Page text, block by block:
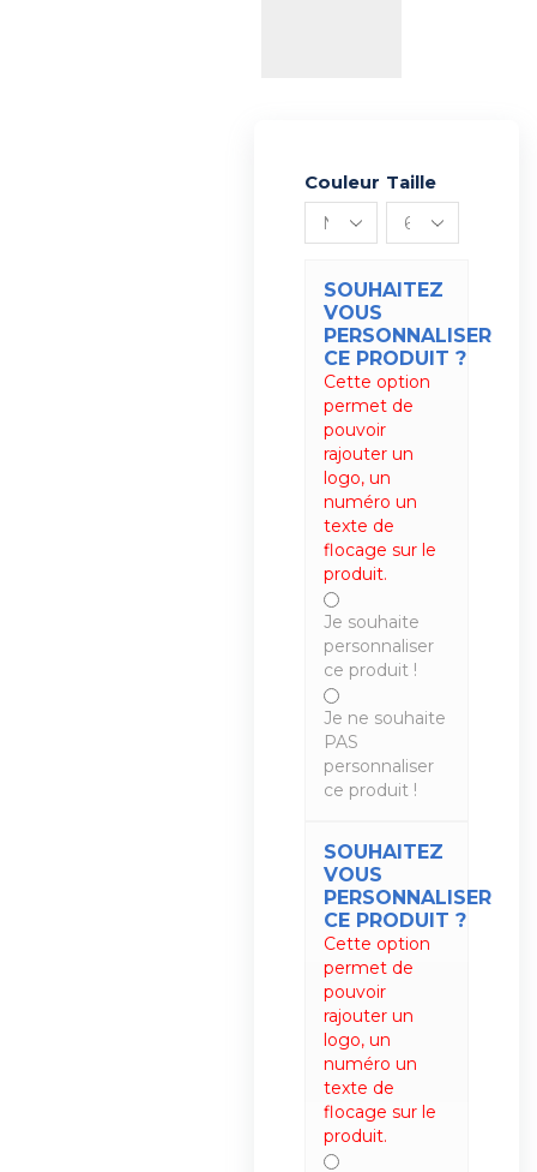
Couleur Taille
SOUHAITEZ
VOUS
PERSONNALISER
CE PRODUIT ?
Cette option
permet de
pouvoir
rajouter un
logo, un
numéro un
texte de
flocage sur le
produit.
Je souhaite
personnaliser
ce produit !
Je ne souhaite
PAS
personnaliser
ce produit !
SOUHAITEZ
VOUS
PERSONNALISER
CE PRODUIT ?
Cette option
permet de
pouvoir
rajouter un
logo, un
numéro un
texte de
flocage sur le
produit.
Alternative: